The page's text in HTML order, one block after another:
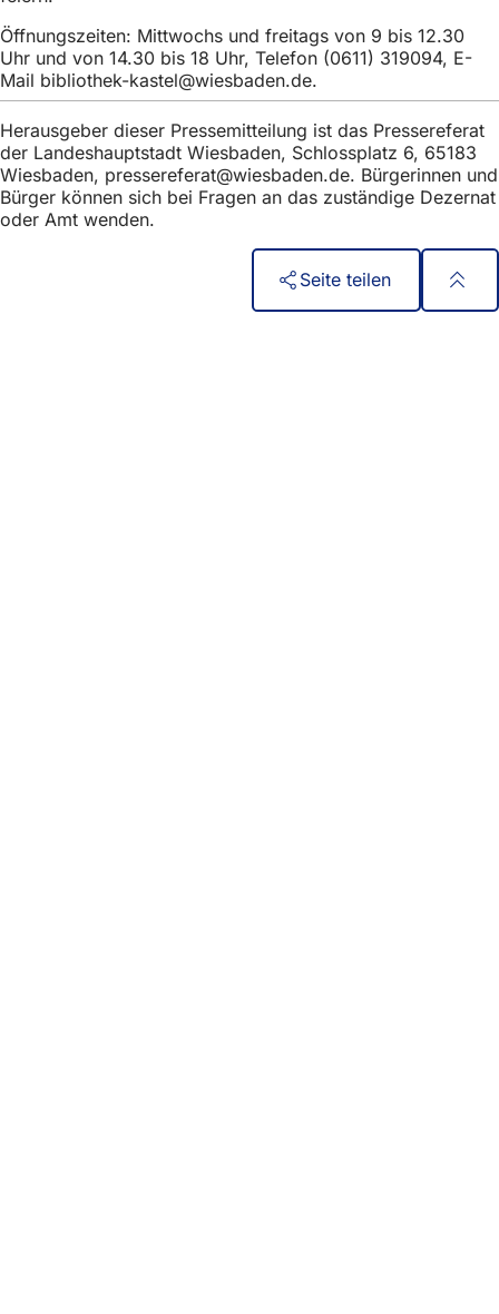
:
Öffnungszeiten: Mittwochs und freitags von 9 bis 12.30
Uhr und von 14.30 bis 18 Uhr, Telefon (0611) 319094, E-
Mail bibliothek-kastel wiesbaden de.
Herausgeber dieser Pressemitteilung ist das Pressereferat
der Landeshauptstadt Wiesbaden, Schlossplatz 6, 65183
Wiesbaden, pressereferat wiesbaden de. Bürgerinnen und
Bürger können sich bei Fragen an das zuständige Dezernat
oder Amt wenden.
Seite teilen